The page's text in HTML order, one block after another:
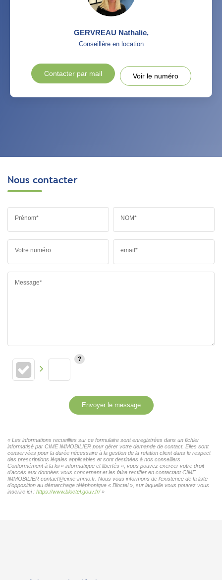
GERVREAU Nathalie,
Conseillère en location
Contacter par mail Voir le numéro
Nous contacter
Prénom* NOM*
Votre numéro email*
Message*
Envoyer le message
« Les informations recueillies sur ce formulaire sont enregistrées dans un fichier
informatisé par CIME IMMOBILIER pour gérer votre demande de contact. Elles sont
conservées pour la durée nécessaire à la gestion de la relation client dans le respect
des prescriptions légales applicables et sont destinées à nos conseillers
Conformément à la loi « informatique et libertés », vous pouvez exercer votre droit
d'accès aux données vous concernant et les faire rectifier en contactant CIME
IMMOBILIER contact@cime-immo.fr. Nous vous informons de l'existence de la liste
d'opposition au démarchage téléphonique « Bloctel », sur laquelle vous pouvez vous
inscrire ici : https://www.bloctel.gouv.fr/»